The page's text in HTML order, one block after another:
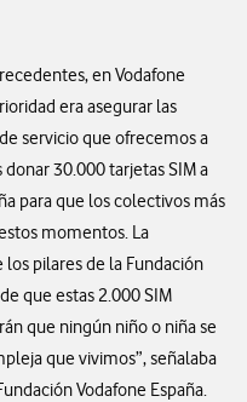
en Vodafone
era asegurar las
servicio que ofrecemos a
30.000 tarjetas SIM a
para que los colectivos más
momentos. La
pilares de la Fundación
que estas 2.000 SIM
que ningún niño o niña se
que vivimos”, señalaba
Vodafone España.